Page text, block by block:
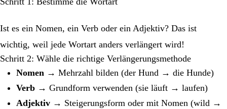
Ist es ein Nomen, ein Verb oder ein Adjektiv? Das ist
wichtig, weil jede Wortart anders verlängert wird!
Schritt 2: Wähle die richtige Verlängerungsmethode
Nomen → Mehrzahl bilden (der Hund → die Hunde)
Verb → Grundform verwenden (sie läuft → laufen)
Adjektiv → Steigerungsform oder mit Nomen (wild →